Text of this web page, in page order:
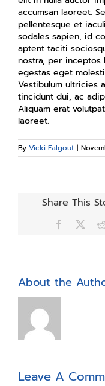
accumsan laoreet.
pellentesque et
sodales sapien, id
aptent taciti
nostra, per inceptos
egestas eget
Vestibulum ultricies
tincidunt dui, ac
Aliquam erat
laoreet.
By Vicki Falgout |
Share This
Facebook
About the
Leave A